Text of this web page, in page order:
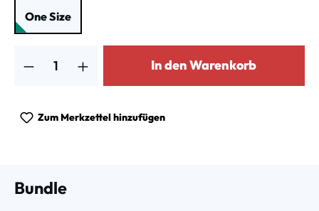
One Size
In den Warenkorb
Zum Merkzettel hinzufügen
Bundle